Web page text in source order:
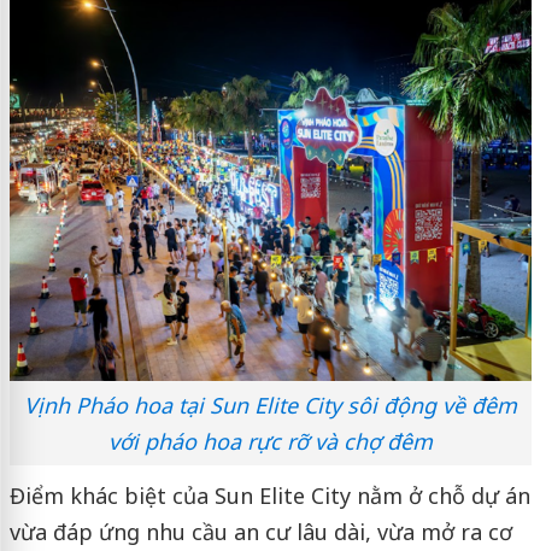
Vịnh Pháo hoa tại Sun Elite City sôi động về đêm
với pháo hoa rực rỡ và chợ đêm
Điểm khác biệt của Sun Elite City nằm ở chỗ dự án
vừa đáp ứng nhu cầu an cư lâu dài, vừa mở ra cơ